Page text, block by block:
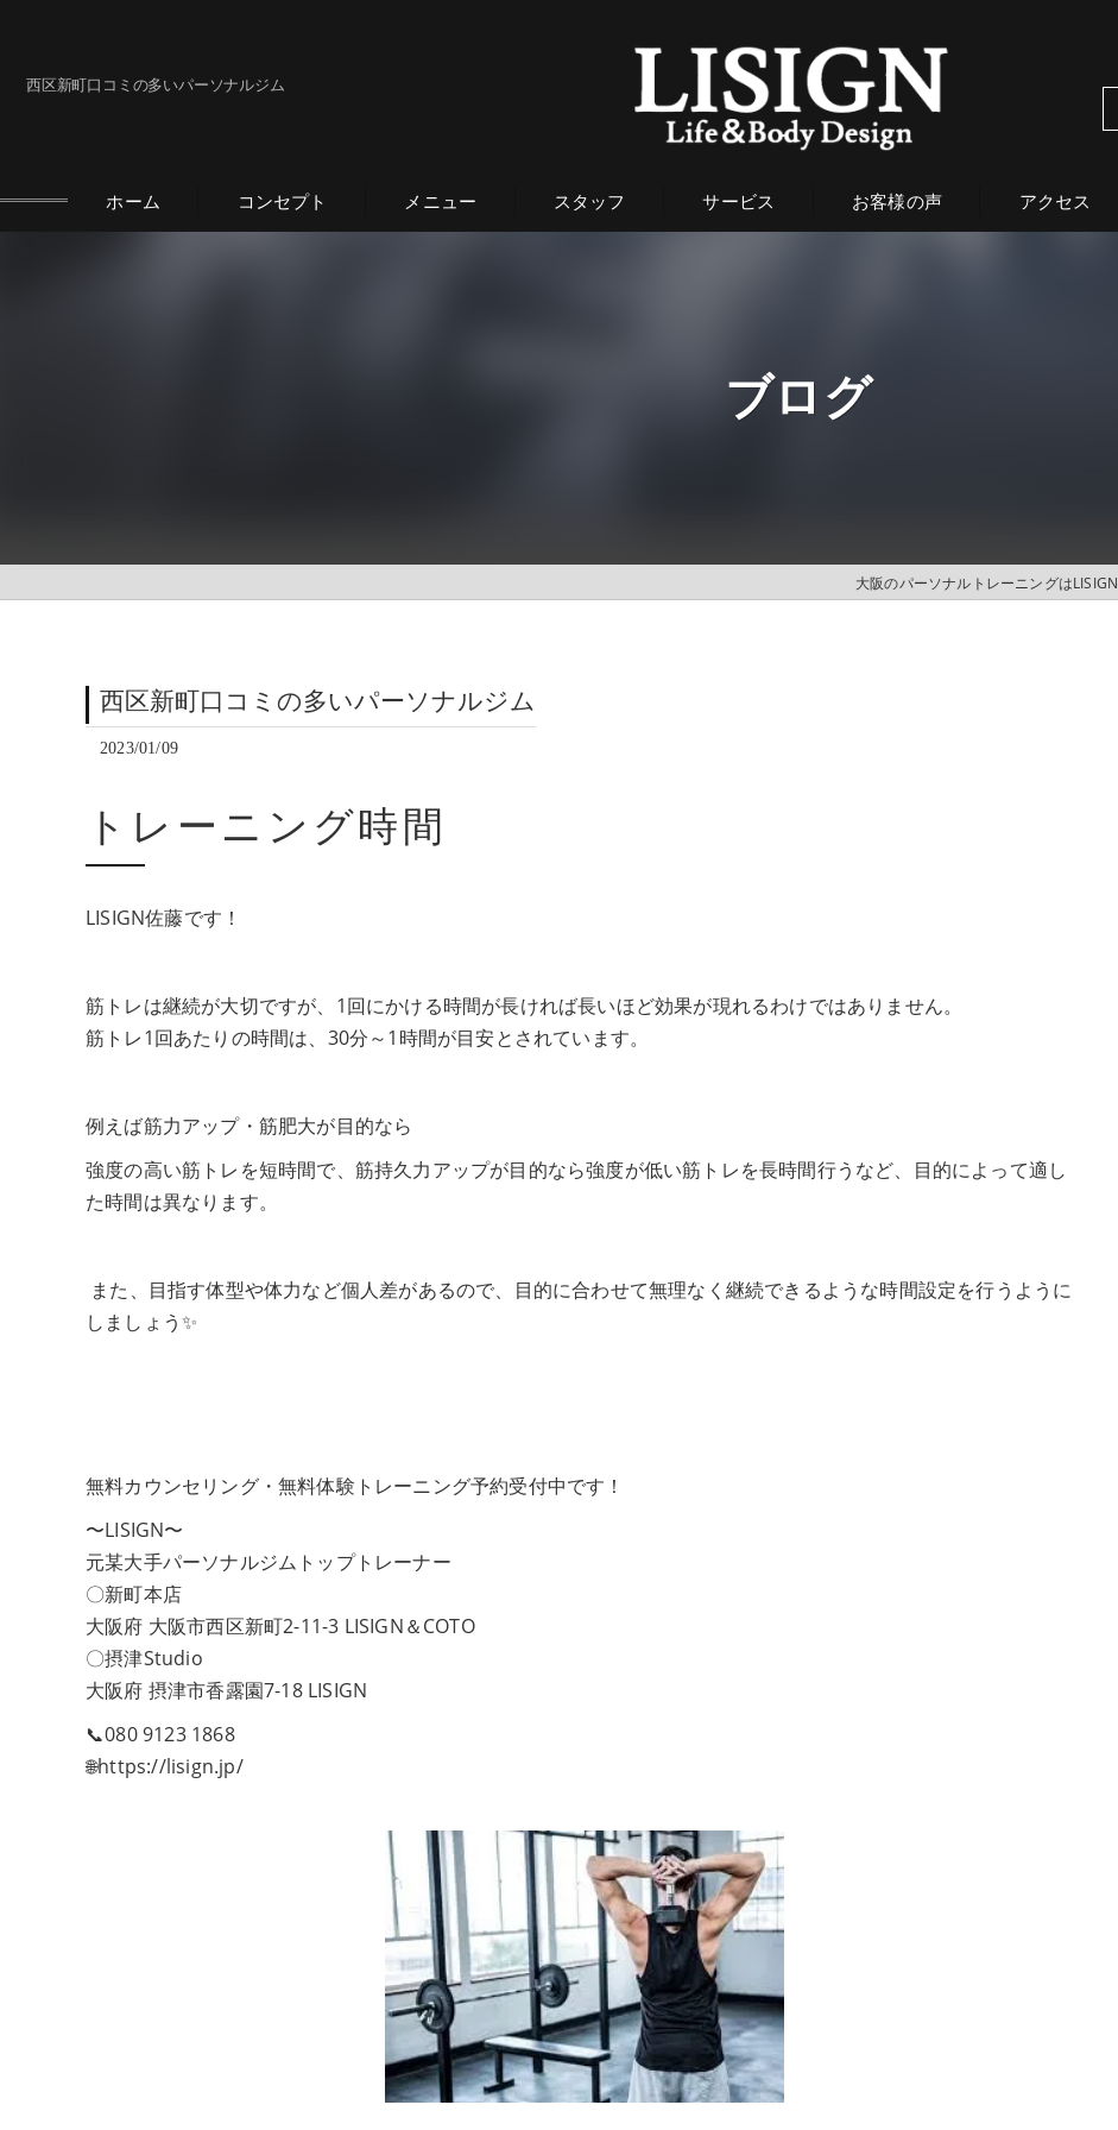
西区新町口コミの多いパーソナルジム
ホーム コンセプト メニュー スタッフ サービス お客様の声 アクセス
ブログ
大阪のパーソナルトレーニングはLISIGN
西区新町口コミの多いパーソナルジム
2023/01/09
トレーニング時間
LISIGN佐藤です！
筋トレは継続が大切ですが、1回にかける時間が長ければ長いほど効果が現れるわけではありません。
筋トレ1回あたりの時間は、30分～1時間が目安とされています。
例えば筋力アップ・筋肥大が目的なら
強度の高い筋トレを短時間で、筋持久力アップが目的なら強度が低い筋トレを長時間行うなど、目的によって適し
た時間は異なります。
また、目指す体型や体力など個人差があるので、目的に合わせて無理なく継続できるような時間設定を行うように
しましょう✨
無料カウンセリング・無料体験トレーニング予約受付中です！
〜LISIGN〜
元某大手パーソナルジムトップトレーナー
〇新町本店
大阪府 大阪市西区新町2-11-3 LISIGN＆COTO
〇摂津Studio
大阪府 摂津市香露園7-18 LISIGN
📞080 9123 1868
🌐https://lisign.jp/